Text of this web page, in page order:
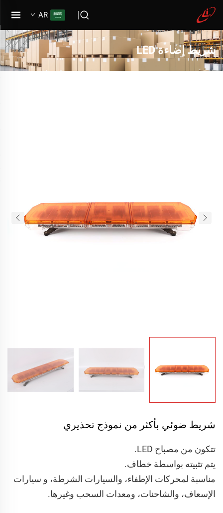
AR
شريط إضاءة LED
شريط ضوئي بأكثر من نموذج تحذيري
تتكون من مصباح LED.
يتم تثبيته بواسطة خطاف.
مناسبة لمحركات الإطفاء، والسيارات الشرطة، و سيارات
الإسعاف، والشاحنات، ومعدات السحب وغيرها.